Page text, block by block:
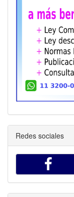
Redes sociales